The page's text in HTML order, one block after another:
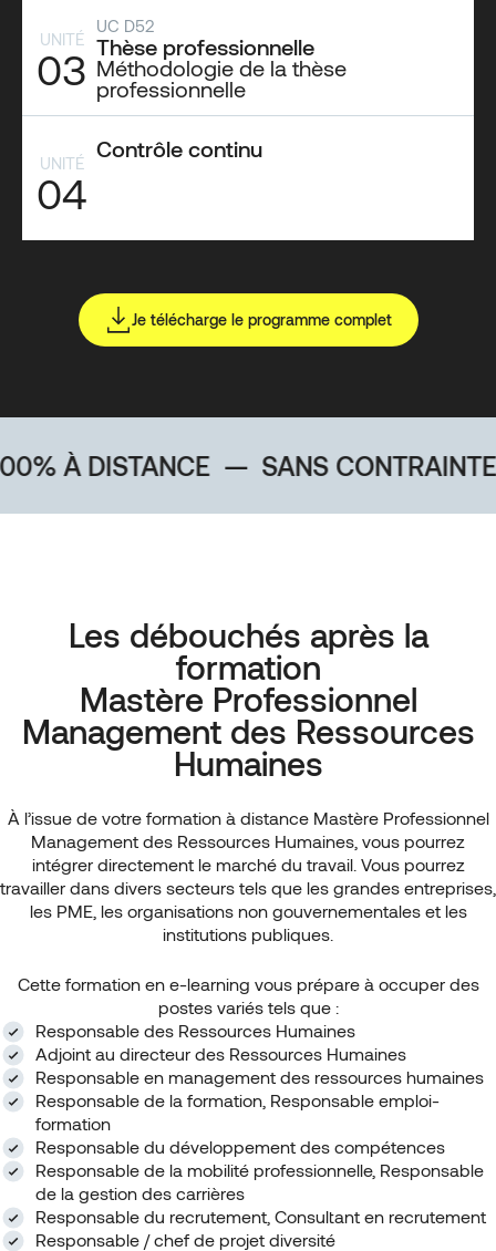
UNITÉ
03
UC D52
Thèse professionnelle
Méthodologie de la thèse
professionnelle
UNITÉ
04
Contrôle continu
Je télécharge le programme complet
— SANS CONTRAINTE
Les débouchés après la
formation
Mastère Professionnel
Management des Ressources
Humaines
À l’issue de votre formation à distance Mastère Professionnel
Management des Ressources Humaines, vous pourrez
intégrer directement le marché du travail. Vous pourrez
travailler dans divers secteurs tels que les grandes entreprises,
les PME, les organisations non gouvernementales et les
institutions publiques.
Cette formation en e-learning vous prépare à occuper des
postes variés tels que :
Responsable des Ressources Humaines
Adjoint au directeur des Ressources Humaines
Responsable en management des ressources humaines
Responsable de la formation, Responsable emploi-
formation
Responsable du développement des compétences
Responsable de la mobilité professionnelle, Responsable
de la gestion des carrières
Responsable du recrutement, Consultant en recrutement
Responsable / chef de projet diversité